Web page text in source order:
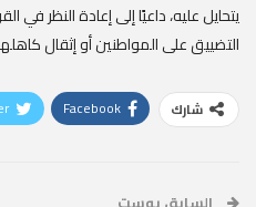
يتحايل عليه، داعيًا إلى إعادة النظر في
التضييق على المواطنين أو إثقال
شارك Facebook